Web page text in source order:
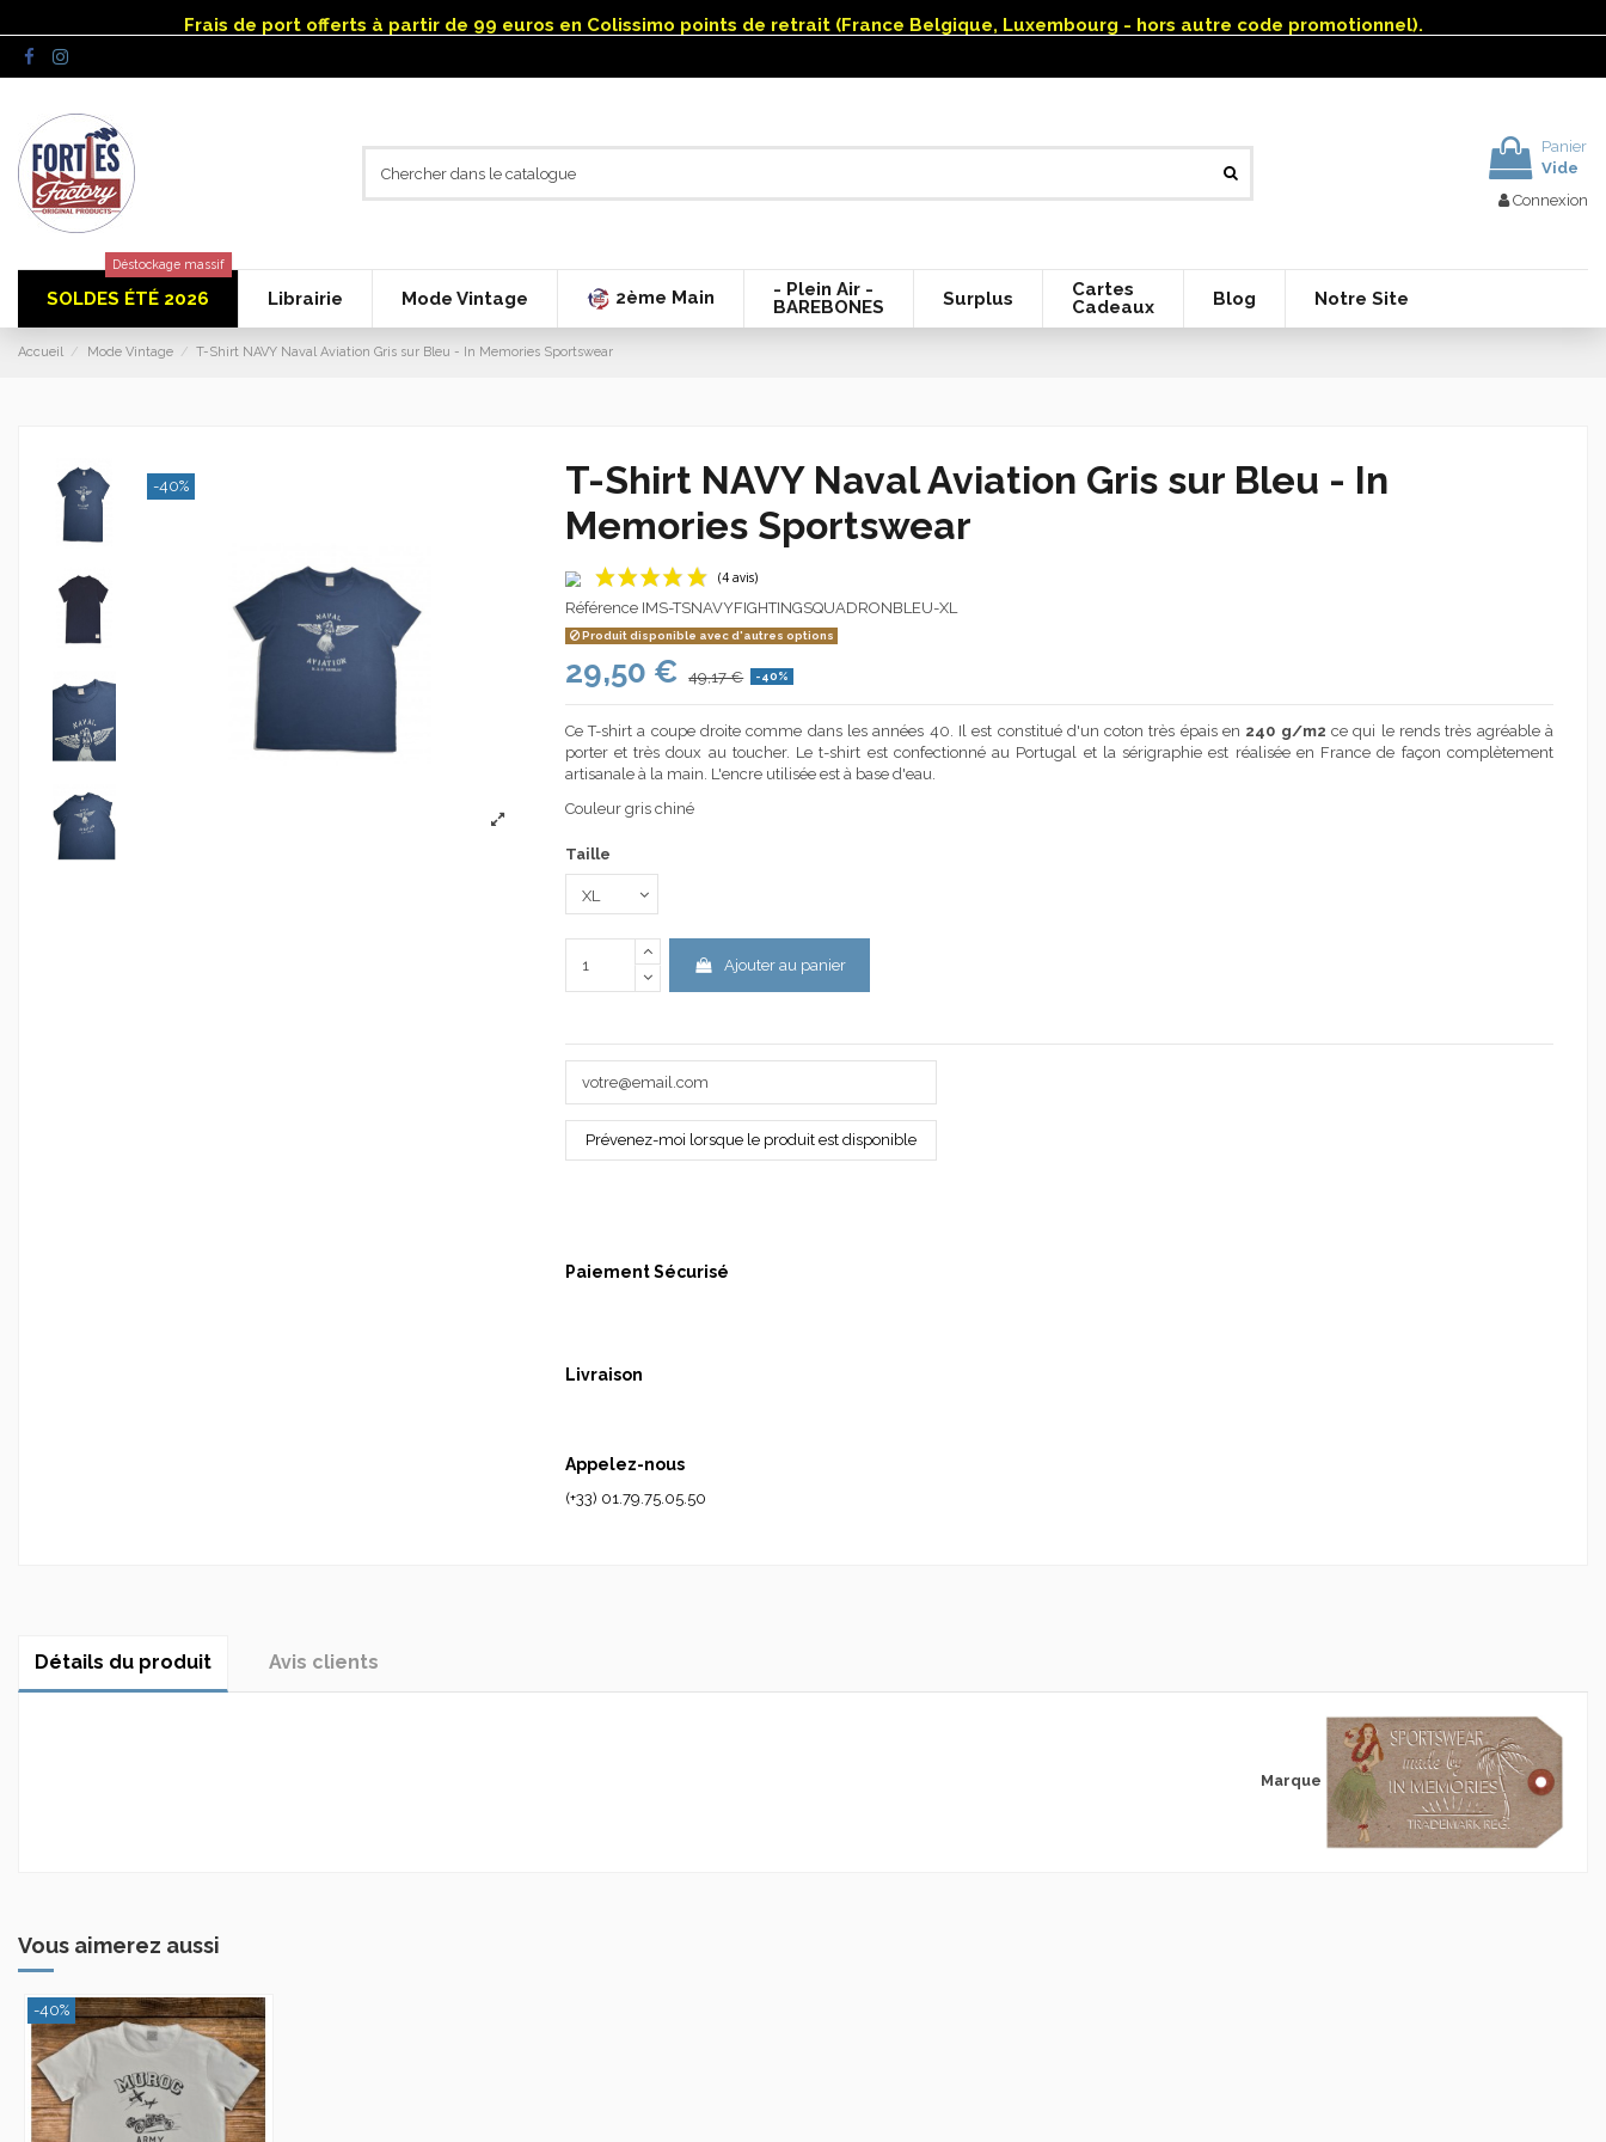
Frais de port offerts à partir de 99 euros en Colissimo points de retrait (France Belgique, Luxembourg - hors autre code promotionnel).
Panier
Vide
Connexion
SOLDES ÉTÉ 2026
Déstockage massif
Librairie Mode Vintage 2ème Main
- Plein Air -
BAREBONES
Surplus
Cartes
Cadeaux
Blog Notre Site
Accueil Mode Vintage T-Shirt NAVY Naval Aviation Gris sur Bleu - In Memories Sportswear
-40%
T-Shirt NAVY Naval Aviation Gris sur Bleu - In
Memories Sportswear
Référence IMS-TSNAVYFIGHTINGSQUADRONBLEU-XL
Produit disponible avec d'autres options
29,50 € 49,17 € -40%
Ce T-shirt a coupe droite comme dans les années 40. Il est constitué d'un coton très épais en 240 g/m2 ce qui le rends très agréable à
porter et très doux au toucher. Le t-shirt est confectionné au Portugal et la sérigraphie est réalisée en France de façon complètement
artisanale à la main. L'encre utilisée est à base d'eau.
Couleur gris chiné
Taille
Ajouter au panier
Paiement Sécurisé
Livraison
Appelez-nous
(+33) 01.79.75.05.50
Détails du produit Avis clients
Marque
Vous aimerez aussi
-40%